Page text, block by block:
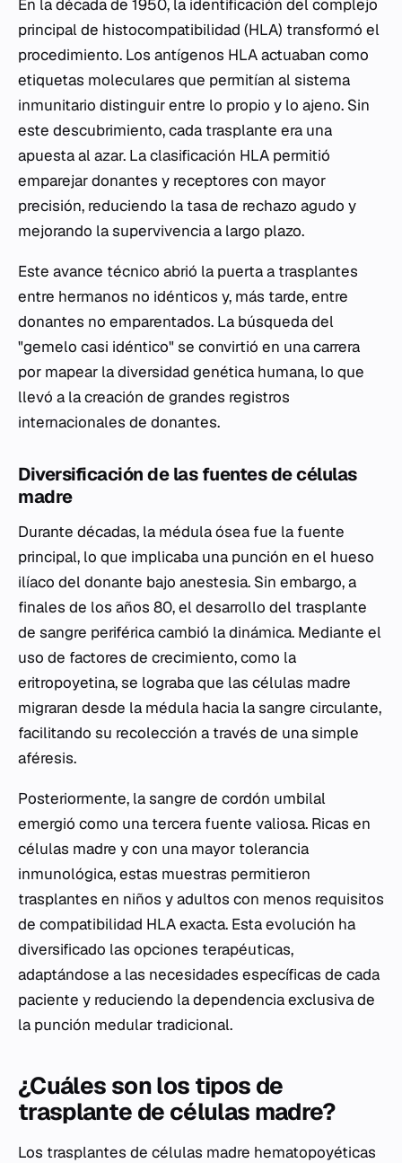
En la década de 1950, la identificación del complejo
principal de histocompatibilidad (HLA) transformó el
procedimiento. Los antígenos HLA actuaban como
etiquetas moleculares que permitían al sistema
inmunitario distinguir entre lo propio y lo ajeno. Sin
este descubrimiento, cada trasplante era una
apuesta al azar. La clasificación HLA permitió
emparejar donantes y receptores con mayor
precisión, reduciendo la tasa de rechazo agudo y
mejorando la supervivencia a largo plazo.
Este avance técnico abrió la puerta a trasplantes
entre hermanos no idénticos y, más tarde, entre
donantes no emparentados. La búsqueda del
"gemelo casi idéntico" se convirtió en una carrera
por mapear la diversidad genética humana, lo que
llevó a la creación de grandes registros
internacionales de donantes.
Diversificación de las fuentes de células
madre
Durante décadas, la médula ósea fue la fuente
principal, lo que implicaba una punción en el hueso
ilíaco del donante bajo anestesia. Sin embargo, a
finales de los años 80, el desarrollo del trasplante
de sangre periférica cambió la dinámica. Mediante el
uso de factores de crecimiento, como la
eritropoyetina, se lograba que las células madre
migraran desde la médula hacia la sangre circulante,
facilitando su recolección a través de una simple
aféresis.
Posteriormente, la sangre de cordón umbilal
emergió como una tercera fuente valiosa. Ricas en
células madre y con una mayor tolerancia
inmunológica, estas muestras permitieron
trasplantes en niños y adultos con menos requisitos
de compatibilidad HLA exacta. Esta evolución ha
diversificado las opciones terapéuticas,
adaptándose a las necesidades específicas de cada
paciente y reduciendo la dependencia exclusiva de
la punción medular tradicional.
¿Cuáles son los tipos de
trasplante de células madre?
Los trasplantes de células madre hematopoyéticas